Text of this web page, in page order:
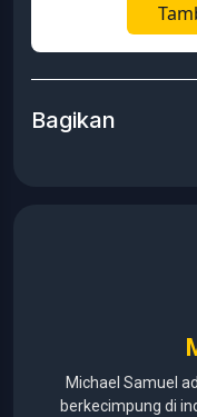
Bagikan
Michael Samuel
berkecimpung di